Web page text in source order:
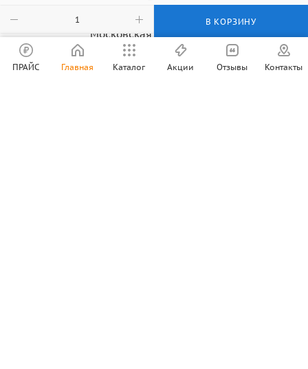
В КОРЗИНУ
Офис г. Зеленоград
Московская область, 141551
Солнечногорский р-н, р.п. Андреевка,
дом 41/2, 3 этаж
ПРАЙС Главная Каталог Акции Отзывы Контакты